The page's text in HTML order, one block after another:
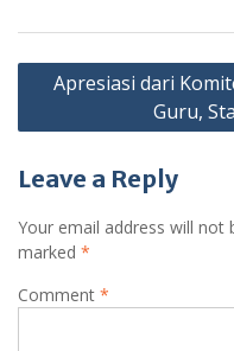
Post
navigation
Apresiasi dari
Guru,
Leave a Reply
Your email address will not
marked *
Comment *